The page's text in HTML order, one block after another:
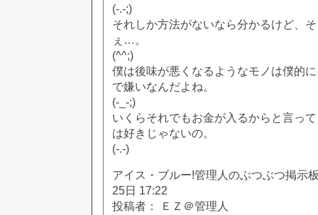
(-.-;)
それしか方法がないなら分かるけど、
ぇ…。
(^^;)
僕は後味が悪くなるようなモノは僕的
で嫌いなんだよね。
(-_-;)
いくらそれでもお金が入るからと言っ
は好きじゃないの。
(-.-)
アイス・ブルー!管理人のぶつぶつ掲示
25日 17:22
投稿者： ＥＺ＠管理人